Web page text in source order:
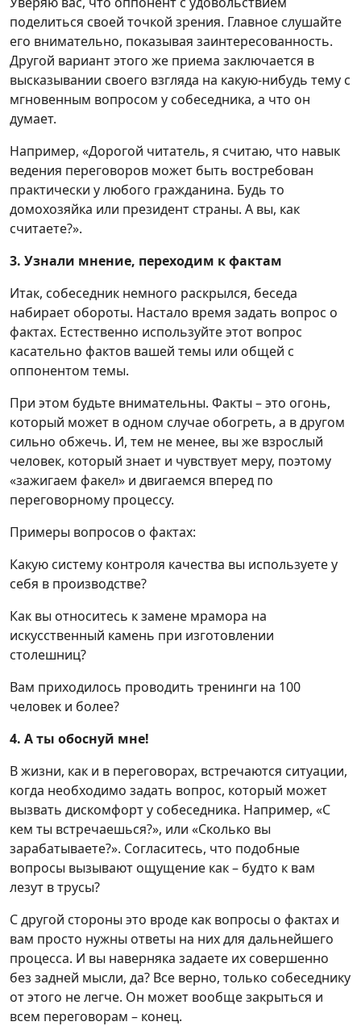
поделиться своей точкой зрения. Главное слушайте
его внимательно, показывая заинтересованность.
Другой вариант этого же приема заключается в
высказывании своего взгляда на какую-нибудь тему с
мгновенным вопросом у собеседника, а что он
думает.
Например, «Дорогой читатель, я считаю, что навык
ведения переговоров может быть востребован
практически у любого гражданина. Будь то
домохозяйка или президент страны. А вы, как
считаете?».
3. Узнали мнение, переходим к фактам
Итак, собеседник немного раскрылся, беседа
набирает обороты. Настало время задать вопрос о
фактах. Естественно используйте этот вопрос
касательно фактов вашей темы или общей с
оппонентом темы.
При этом будьте внимательны. Факты – это огонь,
который может в одном случае обогреть, а в другом
сильно обжечь. И, тем не менее, вы же взрослый
человек, который знает и чувствует меру, поэтому
«зажигаем факел» и двигаемся вперед по
переговорному процессу.
Примеры вопросов о фактах:
Какую систему контроля качества вы используете у
себя в производстве?
Как вы относитесь к замене мрамора на
искусственный камень при изготовлении
столешниц?
Вам приходилось проводить тренинги на 100
человек и более?
4. А ты обоснуй мне!
В жизни, как и в переговорах, встречаются ситуации,
когда необходимо задать вопрос, который может
вызвать дискомфорт у собеседника. Например, «С
кем ты встречаешься?», или «Сколько вы
зарабатываете?». Согласитесь, что подобные
вопросы вызывают ощущение как – будто к вам
лезут в трусы?
С другой стороны это вроде как вопросы о фактах и
вам просто нужны ответы на них для дальнейшего
процесса. И вы наверняка задаете их совершенно
без задней мысли, да? Все верно, только собеседнику
от этого не легче. Он может вообще закрыться и
всем переговорам – конец.